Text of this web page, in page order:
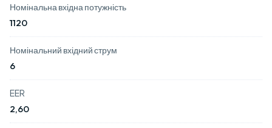
Номінальна вхідна потужність
1120
Номінальний вхідний струм
6
EER
2,60